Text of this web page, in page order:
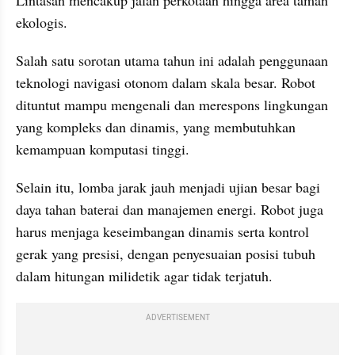
ekologis.
Salah satu sorotan utama tahun ini adalah penggunaan
teknologi navigasi otonom dalam skala besar. Robot
dituntut mampu mengenali dan merespons lingkungan
yang kompleks dan dinamis, yang membutuhkan
kemampuan komputasi tinggi.
Selain itu, lomba jarak jauh menjadi ujian besar bagi
daya tahan baterai dan manajemen energi. Robot juga
harus menjaga keseimbangan dinamis serta kontrol
gerak yang presisi, dengan penyesuaian posisi tubuh
dalam hitungan milidetik agar tidak terjatuh.
ADVERTISEMENT